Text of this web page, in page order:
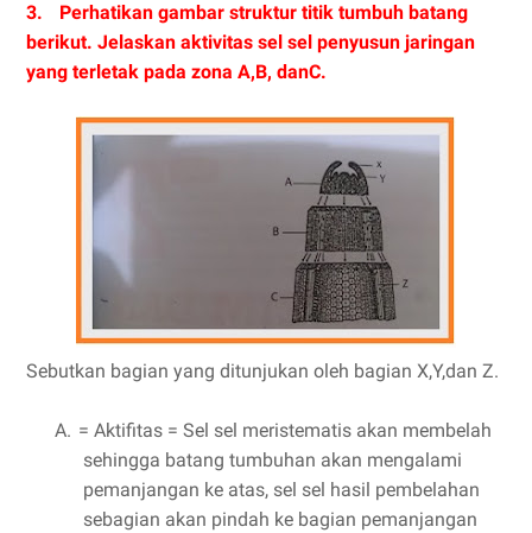
3.
Perhatikan gambar struktur titik tumbuh batang
berikut. Jelaskan aktivitas sel sel penyusun jaringan
yang terletak pada zona A,B, danC.
Sebutkan bagian yang ditunjukan oleh bagian X,Y,dan Z.
A. = Aktifitas = Sel sel meristematis akan membelah
sehingga batang tumbuhan akan mengalami
pemanjangan ke atas, sel sel hasil pembelahan
sebagian akan pindah ke bagian pemanjangan